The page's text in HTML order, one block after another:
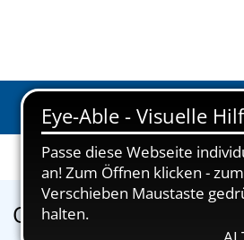
Anmelden
Onlinedienstleistungen